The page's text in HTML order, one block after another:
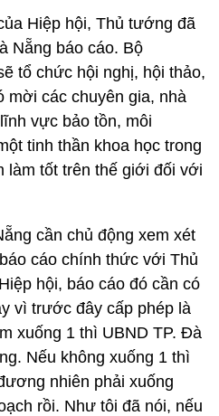
Hiệp hội, Thủ tướng đã
Nẵng báo cáo. Bộ
tổ chức hội nghị, hội thảo,
mời các chuyên gia, nhà
vực bảo tồn, môi
tinh thần khoa học trong
tốt trên thế giới đối với
cần chủ động xem xét
cáo chính thức với Thủ
hội, báo cáo đó cần có
vì trước đây cấp phép là
xuống 1 thì UBND TP. Đà
Nếu không xuống 1 thì
nhiên phải xuống
rồi. Như tôi đã nói, nếu